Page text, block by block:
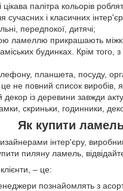
і цікава палітра кольорів
сучасних і класичних
передпокої, дитячі;
ламеллю прикрашають
будинках. Крім
планшета, посуду,
це не повний список
декор із деревини завжди
скриньки, годинники,
Як купити
інтер'єру,
пиляну ламель,
– це:
познайомлять з